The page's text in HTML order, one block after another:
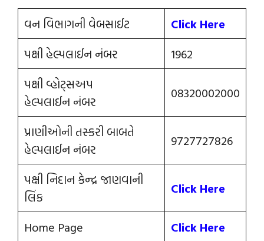
વન વિભાગની વેબસાઈટ
Click Here
પક્ષી હેલ્પલાઈન નંબર
1962
પક્ષી વ્હોટ્સઅપ
હેલ્પલાઈન નંબર
08320002000
પ્રાણીઓની તસ્કરી બાબતે
હેલ્પલાઈન નંબર
9727727826
પક્ષી નિદાન કેન્દ્ર જાણવાની
લિંક
Click Here
Home Page Click Here